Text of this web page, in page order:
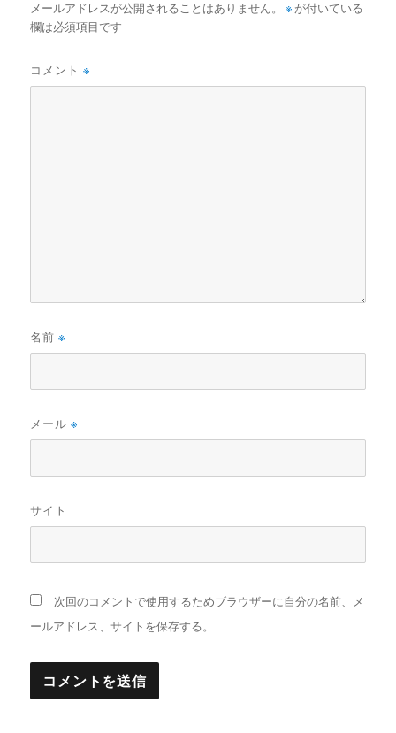
メールアドレスが公開されることはありません。 ※が付いている
欄は必須項目です
コメント※
名前※
メール※
サイト
次回のコメントで使用するためブラウザーに自分の名前、メ
ールアドレス、サイトを保存する。